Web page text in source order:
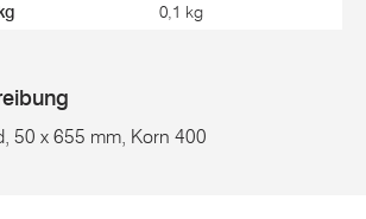
0,1 kg
50 x 655 mm, Korn 400